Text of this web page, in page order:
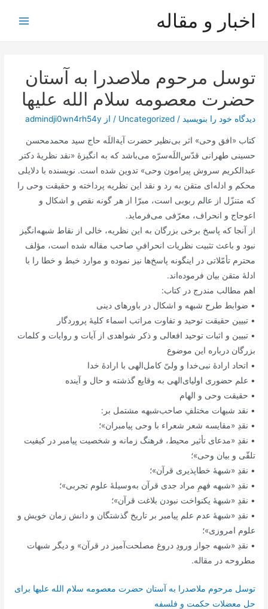
اخبار و مقاله
توسل مرحوم ملاصدرا به آستان
حضرت معصومه سلام الله علیها
دیدگاه‌ خود را بنویسید /
Uncategorized / از admindji0wn4rh54y
کتاب «افق وحی» اثر بی‌نظیر حضرت آیة‌اللَه حاج سید محمدمحسن
حسینی طهرانی قدّس‌اللَه‌سرّه می‌باشد که به انگیزۀ «نقد نظریۀ دکتر
عبدالکریم سروش پیرامون وحی» تدوین شده است. نویسنده با دلایلی
محکم و ادله‌ای متقن به رد و نقد این نظریه پرداخته و حقیقت وحی را
که متنزّل از عالم ربوبی است، مبرّا از هر گونه نقص و اشکال و
اعوجاج و انحراف، معرّفی می‌فرماید.
از آنجا که پاسخ برخی بزرگان به این نظریه، خالی از نقاط‌ شبهه‌انگیز
نبود و باعث تثبیت نظریات انحرافیِ صاحب مقاله شده است، مؤلف
محترم تأمّلاتی در اینگونه پاسخ‌ها نیز نموده‌ و موارد خبط و خطا را با
ادلۀ متقن بیان فرموده‌اند.
اهم مطالب مندرج در کتاب:
• ضوابط طرح شبهه و اشکال در باورهای دینی
• تبیین حقیقت توحید و تفاوت مراتب اسماء کلیۀ پروردگار
• تبیین و اثبات توحید افعالی و ذکر شواهدی از آیات و روایات و کلمات
بزرگان درباره این موضوع
• اتحاد ارادۀ نبی‌خدا و ولیّ کامل‌الهی با ارادۀ خدا
• علم حضوری اولیای‌الهی به وقایع گذشته و حال و آینده
• حقیقت وحی و الهام
• نقد شبهات مختلفِ صاحب‌شبهه مشتمل بر:
• نقدِ «مقایسه شعر شعراء با وحی پیامبران»؛
• نقدِ «مدعای تأثیر محیط، فرهنگ زمانه و شخصیت پیامبر در کیفیت
تلقّی و بیان وحی»؛
• نقدِ «شبهۀ خطاپذیری قرآن»؛‌
• نقدِ «شبهه فهمِ مراد جدی قرآن به‌وسیلۀ علوم تجربی»؛
• نقدِ «شبهۀ یکنواخت نبودن بلاغت قرآن»؛
• نقدِ «شبهۀ عدم علم پیامبر بر تاریخ گذشتگان و دانش زمان خویش و
علوم امروزی»؛
• نقدِ «شبهه جواز ورودِ دروغ مصلحت‌آمیز در قرآن» و دیگر شبهات
مطروحه در مقاله.
توسل مرحوم ملاصدرا به آستان حضرت معصومه سلام الله علیها برای
حل معضلات حکمت و فلسفه